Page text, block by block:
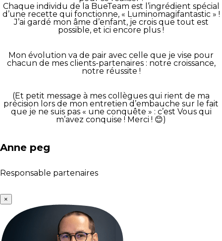
Chaque individu de la BueTeam est l’ingrédient spécial
d’une recette qui fonctionne, « Luminomagifantastic » !
J’ai gardé mon âme d’enfant, je crois que tout est
possible, et ici encore plus !
Mon évolution va de pair avec celle que je vise pour
chacun de mes clients-partenaires : notre croissance,
notre réussite !
(Et petit message à mes collègues qui rient de ma
précision lors de mon entretien d’embauche sur le fait
que je ne suis pas « une conquête » : c’est Vous qui
m’avez conquise ! Merci ! 😊)
Anne peg
Responsable partenaires
×